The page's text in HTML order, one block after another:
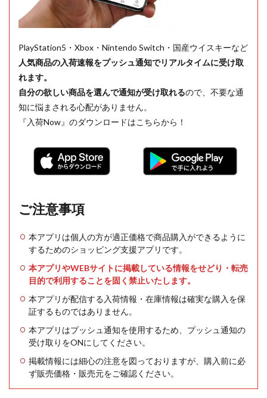
PlayStation5・Xbox・Nintendo Switch・国産ウイスキーなど
人気商品の入荷速報をプッシュ通知でリアルタイムに受け取
れます。
自分の欲しい商品を選んで通知が受け取れるので、不要な通
知に悩まされる心配がありません。
『入荷Now』のダウンロードはこちらから！
ご注意事項
本アプリは個人の方が適正価格で商品購入ができるように
するためのショッピング支援アプリです。
本アプリやWEBサイトに掲載している情報をせどり・転売
目的で利用することを固く禁止いたします。
本アプリが配信する入荷情報・在庫情報は確実な購入を保
証するものではありません。
本アプリはプッシュ通知を使用するため、プッシュ通知の
受け取りをONにしてください。
掲載情報には細心の注意を図っておりますが、購入前に必
ず販売価格・販売元をご確認ください。